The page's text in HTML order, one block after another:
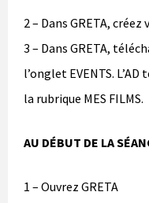
2 – Dans GRETA,
3 – Dans GRETA,
l’onglet EVENTS.
la rubrique MES FILMS.
AU DÉBUT DE LA
1 – Ouvrez GRETA